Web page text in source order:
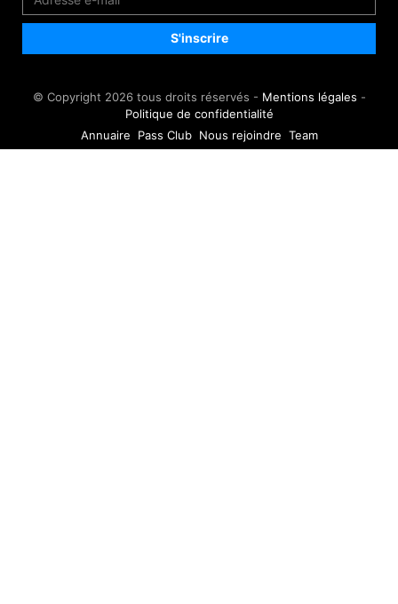
© Copyright 2026 tous droits réservés - Mentions légales -
Politique de confidentialité
Annuaire
Pass Club Nous rejoindre Team